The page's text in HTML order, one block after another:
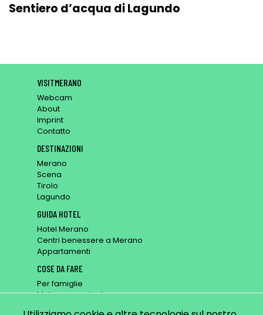
Sentiero d’acqua di Lagundo
VISITMERANO
Webcam
About
Imprint
Contatto
DESTINAZIONI
Merano
Scena
Tirolo
Lagundo
GUIDA HOTEL
Hotel Merano
Centri benessere a Merano
Appartamenti
COSE DA FARE
Per famiglie
Mete x escursioni